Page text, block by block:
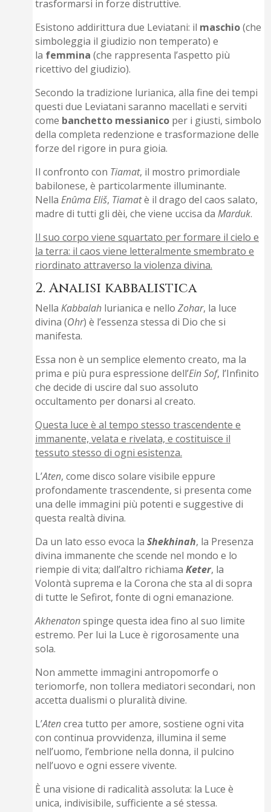
trasformarsi in forze distruttive.
Esistono addirittura due Leviatani: il maschio(che
simboleggia il giudizio non temperato) e
la femmina (che rappresenta l’aspetto più
ricettivo del giudizio).
Secondo la tradizione lurianica, alla fine dei tempi
questi due Leviatani saranno macellati e serviti
come banchetto messianico per i giusti, simbolo
della completa redenzione e trasformazione delle
forze del rigore in pura gioia.
Il confronto con Tiamat, il mostro primordiale
babilonese, è particolarmente illuminante.
NellaEnûma Eliš, Tiamatè il drago del caos salato,
madre di tutti gli dèi, che viene uccisa daMarduk.
Il suo corpo viene squartato per formare il cielo e
la terra: il caos viene letteralmente smembrato e
riordinato attraverso la violenza divina.
2. Analisi kabbalistica
NellaKabbalah lurianica e nelloZohar, la luce
divina (Ohr) è l’essenza stessa di Dio che si
manifesta.
Essa non è un semplice elemento creato, ma la
prima e più pura espressione dell’Ein Sof, l’Infinito
che decide di uscire dal suo assoluto
occultamento per donarsi al creato.
Questa luce è al tempo stesso trascendente e
immanente, velata e rivelata, e costituisce il
tessuto stesso di ogni esistenza.
L’Aten, come disco solare visibile eppure
profondamente trascendente, si presenta come
una delle immagini più potenti e suggestive di
questa realtà divina.
Da un lato esso evoca laShekhinah, la Presenza
divina immanente che scende nel mondo e lo
riempie di vita; dall’altro richiamaKeter, la
Volontà suprema e la Corona che sta al di sopra
di tutte le Sefirot, fonte di ogni emanazione.
Akhenatonspinge questa idea fino al suo limite
estremo. Per lui la Luce è rigorosamente una
sola.
Non ammette immagini antropomorfe o
teriomorfe, non tollera mediatori secondari, non
accetta dualismi o pluralità divine.
L’Atencrea tutto per amore, sostiene ogni vita
con continua provvidenza, illumina il seme
nell’uomo, l’embrione nella donna, il pulcino
nell’uovo e ogni essere vivente.
È una visione di radicalità assoluta: la Luce è
unica, indivisibile, sufficiente a sé stessa.